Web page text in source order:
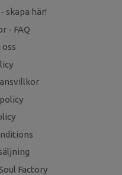
skapa här!
- FAQ
Factory